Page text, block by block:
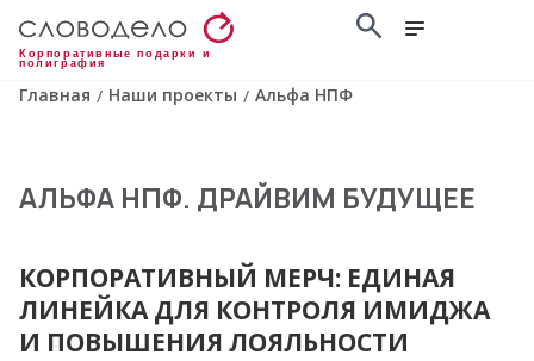
Корпоративные подарки и
полиграфия
Главная / Наши проекты / Альфа НПФ
АЛЬФА НПФ. ДРАЙВИМ БУДУЩЕЕ
КОРПОРАТИВНЫЙ МЕРЧ: ЕДИНАЯ
ЛИНЕЙКА ДЛЯ КОНТРОЛЯ ИМИДЖА
И ПОВЫШЕНИЯ ЛОЯЛЬНОСТИ